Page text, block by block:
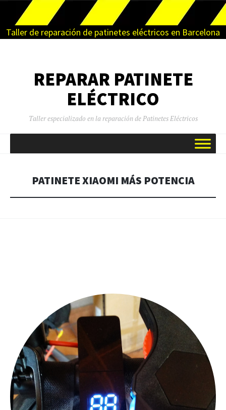
Taller de reparación de patinetes eléctricos en Barcelona
REPARAR PATINETE
ELÉCTRICO
Taller especializado en la reparación de Patinetes Eléctricos
CONTENIDO
PATINETE XIAOMI MÁS POTENCIA